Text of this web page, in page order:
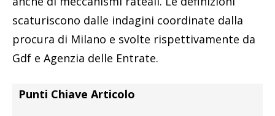
scaturiscono dalle indagini coordinate dalla
procura di Milano e svolte rispettivamente da
Gdf e Agenzia delle Entrate.
Punti Chiave Articolo